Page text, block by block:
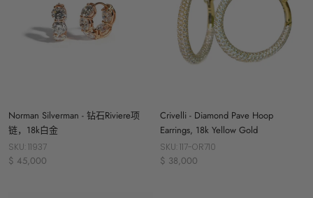
Norman Silverman - 钻石Riviere项
链，18k白金
SKU: 11937
$ 45,000
Crivelli - Diamond Pave Hoop
Earrings, 18k Yellow Gold
SKU: 117-OR710
$ 38,000